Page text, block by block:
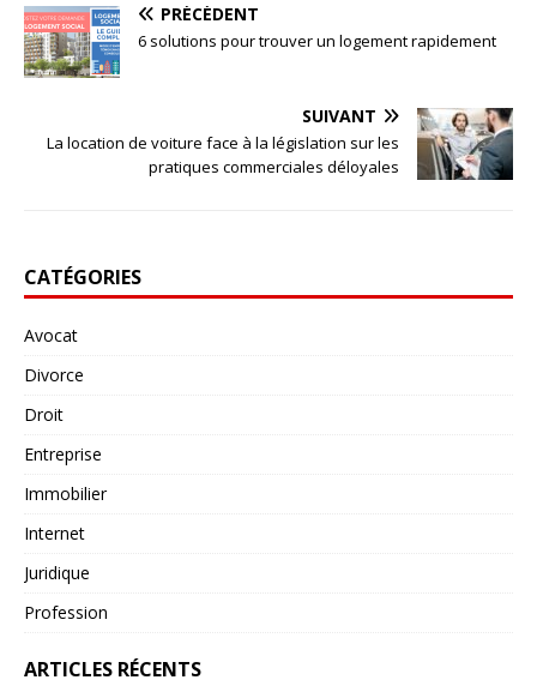
PRÉCÉDENT
6 solutions pour trouver un logement rapidement
SUIVANT
La location de voiture face à la législation sur les
pratiques commerciales déloyales
CATÉGORIES
Avocat
Divorce
Droit
Entreprise
Immobilier
Internet
Juridique
Profession
ARTICLES RÉCENTS